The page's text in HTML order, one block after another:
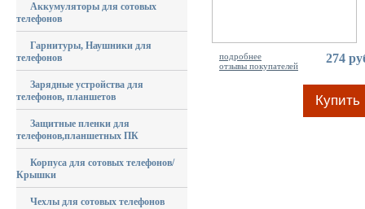
Аккумуляторы для сотовых
телефонов
Гарнитуры, Наушники для
телефонов
Зарядные устройства для
телефонов, планшетов
Защитные пленки для
телефонов,планшетных ПК
Корпуса для сотовых телефонов/
Крышки
Чехлы для сотовых телефонов
подробнее
отзывы покупателей
274
Купить